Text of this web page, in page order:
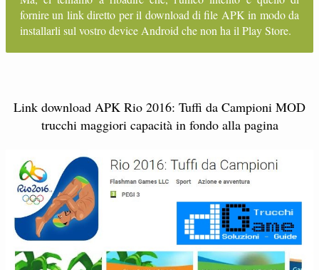
fornire un link diretto per il download di file APK in modo da
installarli sul vostro device Android che non ha il Play Store.
Link download APK Rio 2016: Tuffi da Campioni MOD
trucchi maggiori capacità in fondo alla pagina